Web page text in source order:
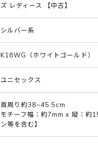
ズ レディース 【中古】
シルバー系
K18WG（ホワイトゴールド）
ユニセックス
首周り約38~45.5cm
モチーフ幅：約7mm x 縦：約
ン等を含む】